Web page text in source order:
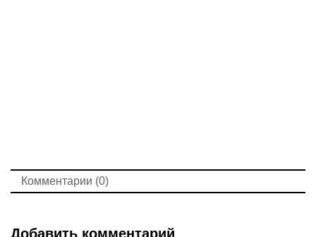
Комментарии (0)
Добавить комментарий